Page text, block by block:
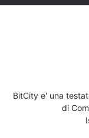
BitCity e' una
di